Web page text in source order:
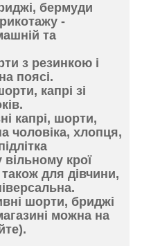
бермуди
-
та
з резинкою і
на поясі.
капрі зі
капрі, шорти,
чоловіка, хлопця,
крої
також для дівчини,
шорти, бриджі
можна на